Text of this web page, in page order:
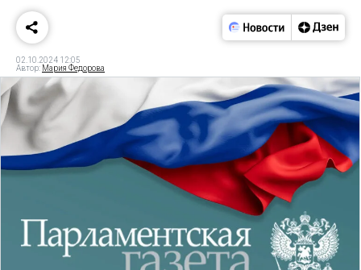
02.10.2024 12:05
Автор: Мария Федорова